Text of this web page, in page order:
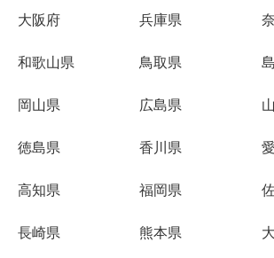
大阪府 兵庫県
和歌山県 鳥取県
岡山県 広島県
徳島県 香川県
高知県 福岡県
長崎県 熊本県